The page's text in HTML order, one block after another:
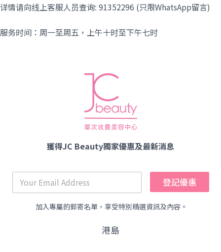
详情请向线上客服人员查询: 91352296 (只限WhatsApp留言)
服务时间：周一至周五，上午十时至下午七时
獲得JC Beauty獨家優惠及最新消息
登記優惠
加入專屬的郵寄名單，享受特別精選資訊及內容。
港島